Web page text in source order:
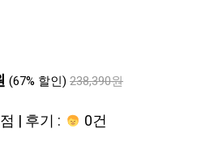
(67% 할인) 238,390원
| 후기 : 0건